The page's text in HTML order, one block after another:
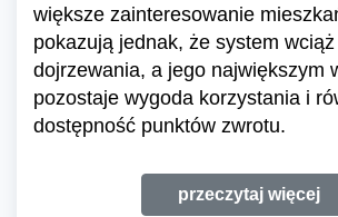
większe zainteresowanie
pokazują jednak, że system
dojrzewania, a jego największym
pozostaje wygoda korzystania i
dostępność punktów zwrotu.
przeczytaj więcej